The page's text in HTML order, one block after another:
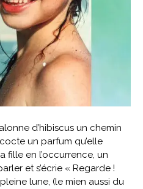
d’hibiscus un chemin
un parfum qu’elle
fille en l’occurrence, un
et s’écrie « Regarde !
lune, (le mien aussi du